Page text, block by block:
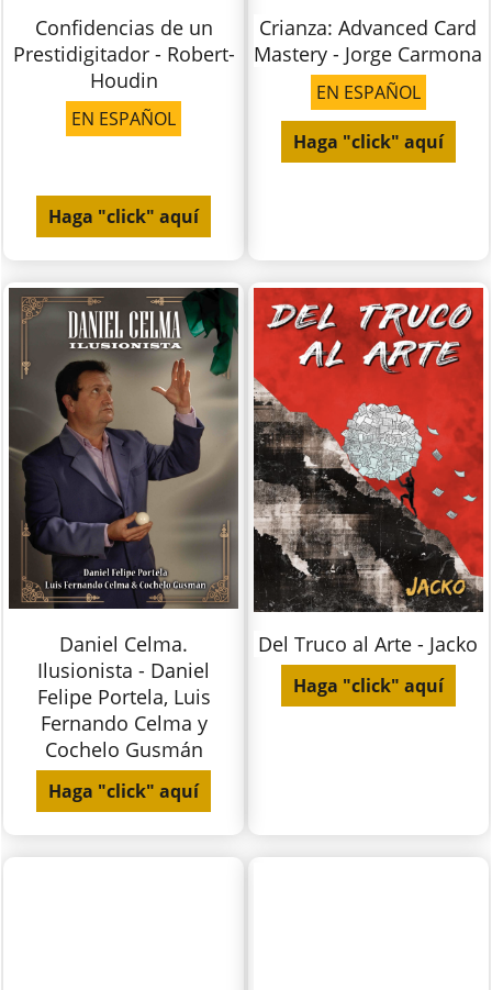
Confidencias de un
Prestidigitador - Robert-
Houdin
EN ESPAÑOL
Haga "click" aquí
Crianza: Advanced Card
Mastery - Jorge Carmona
EN ESPAÑOL
Haga "click" aquí
Daniel Celma.
Ilusionista - Daniel
Felipe Portela, Luis
Fernando Celma y
Cochelo Gusmán
Haga "click" aquí
Del Truco al Arte - Jacko
Haga "click" aquí